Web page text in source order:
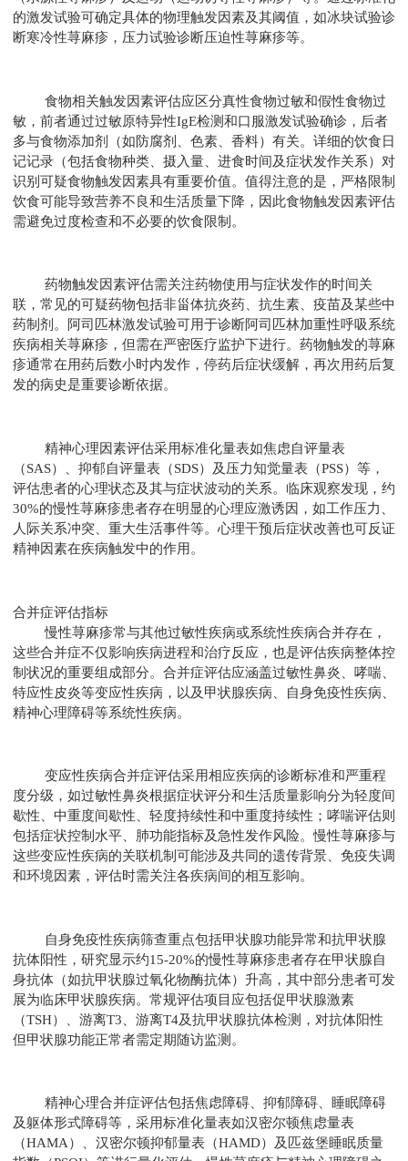
的激发试验可确定具体的物理触发因素及其阈值，如冰块试验诊
断寒冷性荨麻疹，压力试验诊断压迫性荨麻疹等。
食物相关触发因素评估应区分真性食物过敏和假性食物过
敏，前者通过过敏原特异性IgE检测和口服激发试验确诊，后者
多与食物添加剂（如防腐剂、色素、香料）有关。详细的饮食日
记记录（包括食物种类、摄入量、进食时间及症状发作关系）对
识别可疑食物触发因素具有重要价值。值得注意的是，严格限制
饮食可能导致营养不良和生活质量下降，因此食物触发因素评估
需避免过度检查和不必要的饮食限制。
药物触发因素评估需关注药物使用与症状发作的时间关
联，常见的可疑药物包括非甾体抗炎药、抗生素、疫苗及某些中
药制剂。阿司匹林激发试验可用于诊断阿司匹林加重性呼吸系统
疾病相关荨麻疹，但需在严密医疗监护下进行。药物触发的荨麻
疹通常在用药后数小时内发作，停药后症状缓解，再次用药后复
发的病史是重要诊断依据。
精神心理因素评估采用标准化量表如焦虑自评量表
（SAS）、抑郁自评量表（SDS）及压力知觉量表（PSS）等，
评估患者的心理状态及其与症状波动的关系。临床观察发现，约
30%的慢性荨麻疹患者存在明显的心理应激诱因，如工作压力、
人际关系冲突、重大生活事件等。心理干预后症状改善也可反证
精神因素在疾病触发中的作用。
合并症评估指标
慢性荨麻疹常与其他过敏性疾病或系统性疾病合并存在，
这些合并症不仅影响疾病进程和治疗反应，也是评估疾病整体控
制状况的重要组成部分。合并症评估应涵盖过敏性鼻炎、哮喘、
特应性皮炎等变应性疾病，以及甲状腺疾病、自身免疫性疾病、
精神心理障碍等系统性疾病。
变应性疾病合并症评估采用相应疾病的诊断标准和严重程
度分级，如过敏性鼻炎根据症状评分和生活质量影响分为轻度间
歇性、中重度间歇性、轻度持续性和中重度持续性；哮喘评估则
包括症状控制水平、肺功能指标及急性发作风险。慢性荨麻疹与
这些变应性疾病的关联机制可能涉及共同的遗传背景、免疫失调
和环境因素，评估时需关注各疾病间的相互影响。
自身免疫性疾病筛查重点包括甲状腺功能异常和抗甲状腺
抗体阳性，研究显示约15-20%的慢性荨麻疹患者存在甲状腺自
身抗体（如抗甲状腺过氧化物酶抗体）升高，其中部分患者可发
展为临床甲状腺疾病。常规评估项目应包括促甲状腺激素
（TSH）、游离T3、游离T4及抗甲状腺抗体检测，对抗体阳性
但甲状腺功能正常者需定期随访监测。
精神心理合并症评估包括焦虑障碍、抑郁障碍、睡眠障碍
及躯体形式障碍等，采用标准化量表如汉密尔顿焦虑量表
（HAMA）、汉密尔顿抑郁量表（HAMD）及匹兹堡睡眠质量